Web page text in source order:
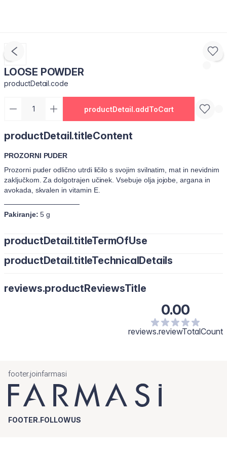
LOOSE POWDER
productDetail.code
productDetail.addToCart
productDetail.titleContent
PROZORNI PUDER
Prozorni puder odlično utrdi ličilo s svojim svilnatim, mat in nevidnim
zaključkom. Za dolgotrajen učinek. Vsebuje olja jojobe, argana in
avokada, skvalen in vitamin E.
───────────────
Pakiranje: 5 g
productDetail.titleTermOfUse
productDetail.titleTechnicalDetails
reviews.productReviewsTitle
0.00
reviews.reviewTotalCount
footer.joinfarmasi
FOOTER.FOLLOWUS